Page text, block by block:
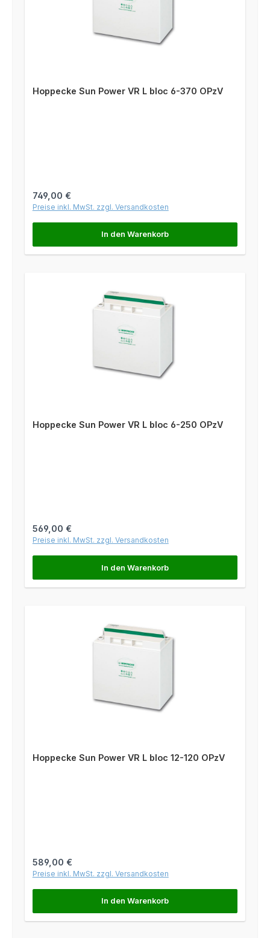
Hoppecke Sun Power VR L bloc 6-370 OPzV
Regulärer Preis:
749,00 €
Preise inkl. MwSt. zzgl. Versandkosten
In den Warenkorb
Hoppecke Sun Power VR L bloc 6-250 OPzV
Regulärer Preis:
569,00 €
Preise inkl. MwSt. zzgl. Versandkosten
In den Warenkorb
Hoppecke Sun Power VR L bloc 12-120 OPzV
Regulärer Preis:
589,00 €
Preise inkl. MwSt. zzgl. Versandkosten
In den Warenkorb